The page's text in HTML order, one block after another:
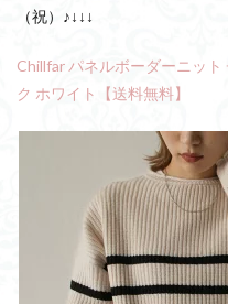
（祝）♪↓↓↓
Chillfar パネルボーダーニッ
ク ホワイト【送料無料】